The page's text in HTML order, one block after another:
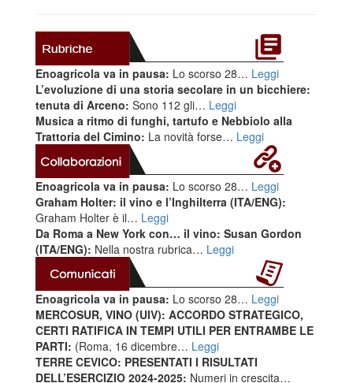
Enoagricola va in pausa: Lo scorso 28… Leggi
L’evoluzione di una storia secolare in un bicchiere:
tenuta di Arceno: Sono 112 gli… Leggi
Musica a ritmo di funghi, tartufo e Nebbiolo alla
Trattoria del Cimino: La novità forse… Leggi
Enoagricola va in pausa: Lo scorso 28… Leggi
Graham Holter: il vino e l’Inghilterra (ITA/ENG):
Graham Holter è il… Leggi
Da Roma a New York con… il vino: Susan Gordon
(ITA/ENG): Nella nostra rubrica… Leggi
Enoagricola va in pausa: Lo scorso 28… Leggi
MERCOSUR, VINO (UIV): ACCORDO STRATEGICO,
CERTI RATIFICA IN TEMPI UTILI PER ENTRAMBE LE
PARTI: (Roma, 16 dicembre… Leggi
TERRE CEVICO: PRESENTATI I RISULTATI
DELL’ESERCIZIO 2024-2025: Numeri in crescita…